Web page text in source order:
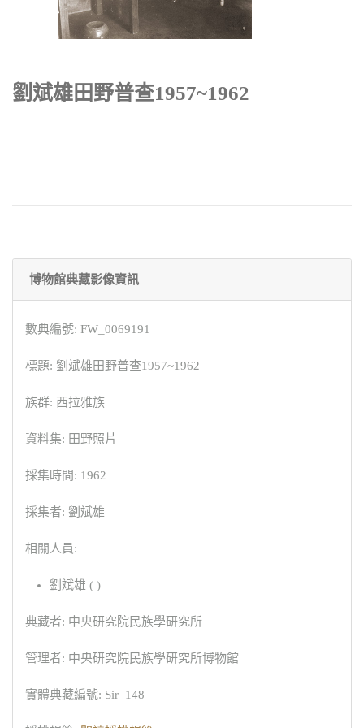
劉斌雄田野普查1957~1962
博物館典藏影像資訊
數典編號: FW_0069191
標題: 劉斌雄田野普查1957~1962
族群: 西拉雅族
資料集: 田野照片
採集時間: 1962
採集者: 劉斌雄
相關人員:
劉斌雄 ( )
典藏者: 中央研究院民族學研究所
管理者: 中央研究院民族學研究所博物館
實體典藏編號: Sir_148